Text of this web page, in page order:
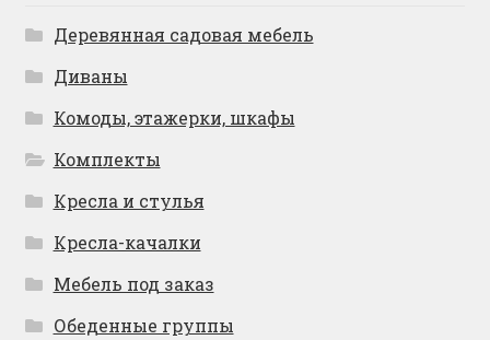
Деревянная садовая мебель
Диваны
Комоды, этажерки, шкафы
Комплекты
Кресла и стулья
Кресла-качалки
Мебель под заказ
Обеденные группы